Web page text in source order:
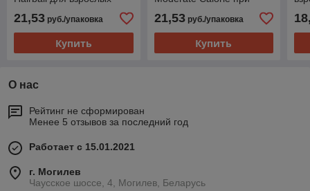
пищеварения 400гр.
21,53 руб./упаковка
Купить
панкреатите у взрослых
кошек 400гр.
21,53руб./упаковка
Купить
О нас
Рейтинг не сформирован
Менее 5 отзывов за последний год
Работает с 15.01.2021
г. Могилев
Чаусское шоссе, 4, Могилев, Беларусь